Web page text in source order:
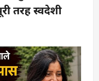
तरह स्वदेशी